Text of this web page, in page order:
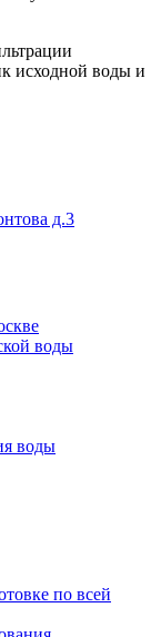
исходной воды и
д.3
воды
воды
по всей